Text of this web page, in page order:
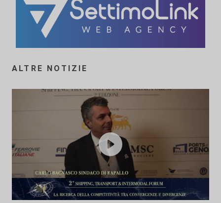
ALTRE NOTIZIE